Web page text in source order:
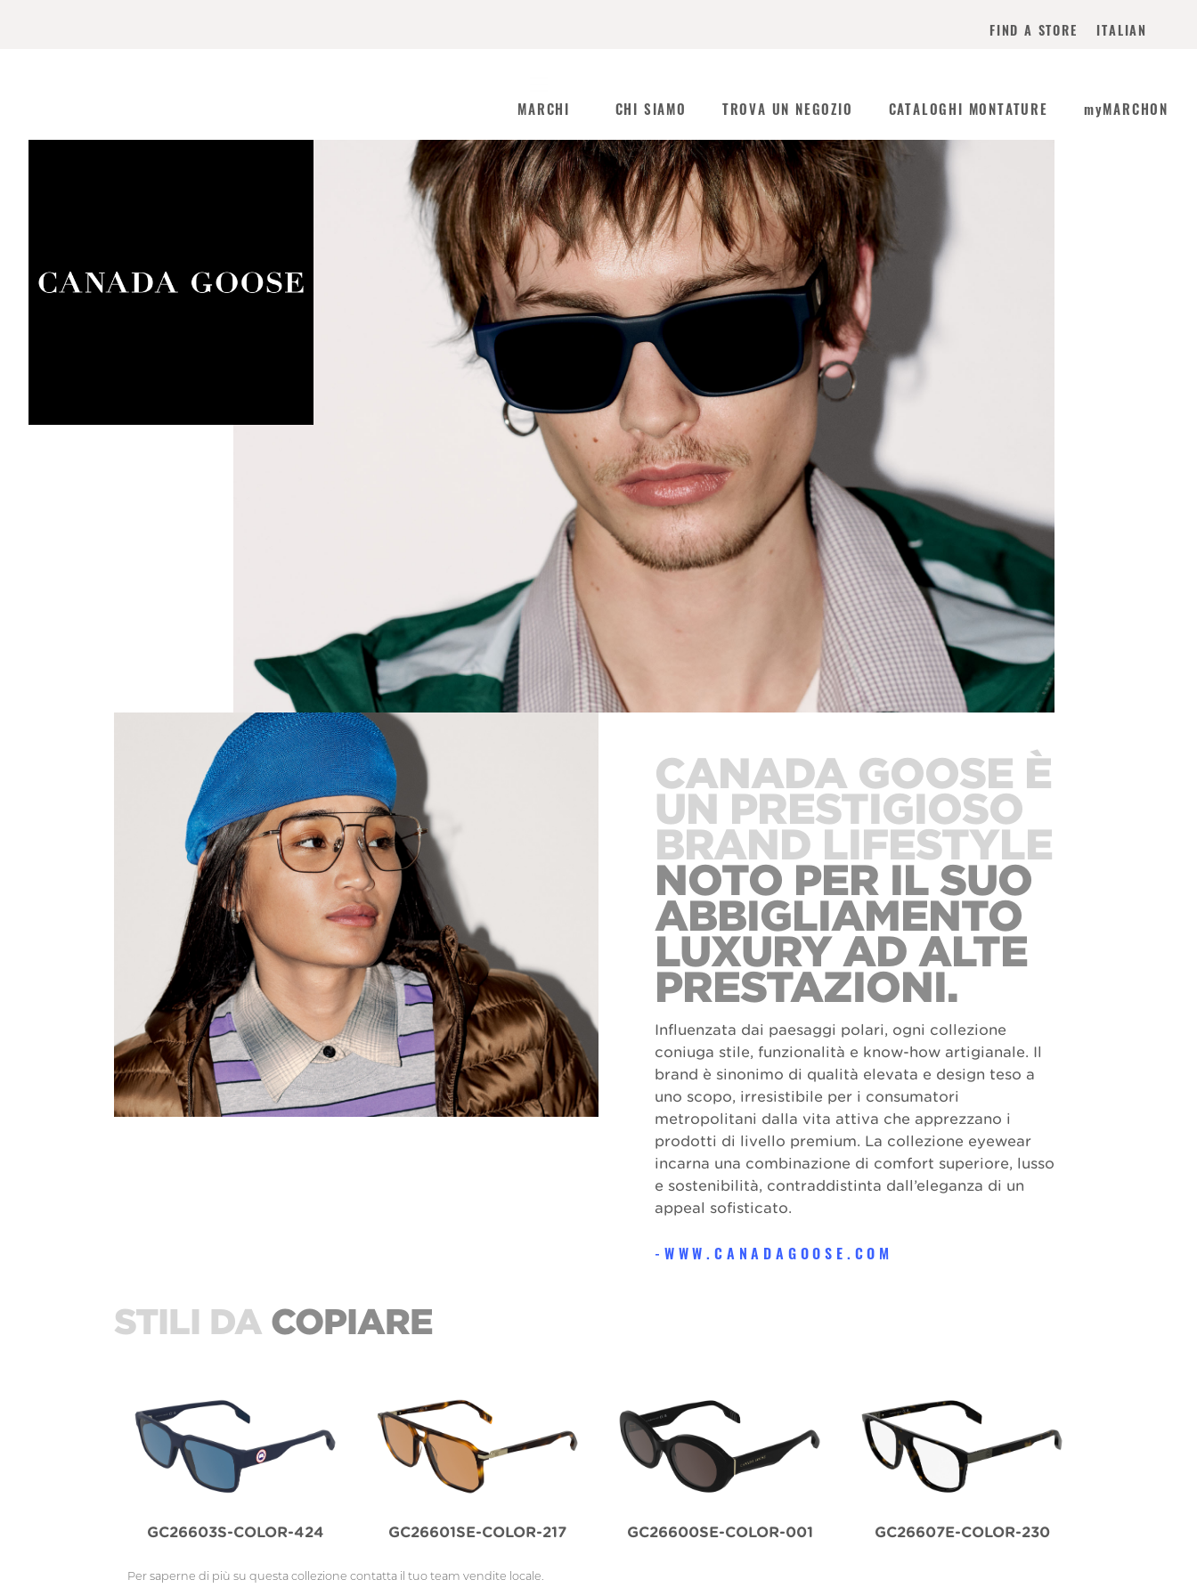
ITALIAN
FIND A STORE
MARCHI CHI SIAMO TROVA UN NEGOZIO CATALOGHI MONTATURE myMARCHON
CANADA GOOSE È
UN PRESTIGIOSO
BRAND LIFESTYLE
NOTO PER IL SUO
ABBIGLIAMENTO
LUXURY AD ALTE
PRESTAZIONI.
Influenzata dai paesaggi polari, ogni collezione
coniuga stile, funzionalità e know-how artigianale. Il
brand è sinonimo di qualità elevata e design teso a
uno scopo, irresistibile per i consumatori
metropolitani dalla vita attiva che apprezzano i
prodotti di livello premium. La collezione eyewear
incarna una combinazione di comfort superiore, lusso
e sostenibilità, contraddistinta dall’eleganza di un
appeal sofisticato.
WWW.CANADAGOOSE.COM
STILI DA COPIARE
GC26603S-COLOR-424 GC26601SE-COLOR-217 GC26600SE-COLOR-001 GC26607E-COLOR-230
Per saperne di più su questa collezione contatta il tuo team vendite locale.